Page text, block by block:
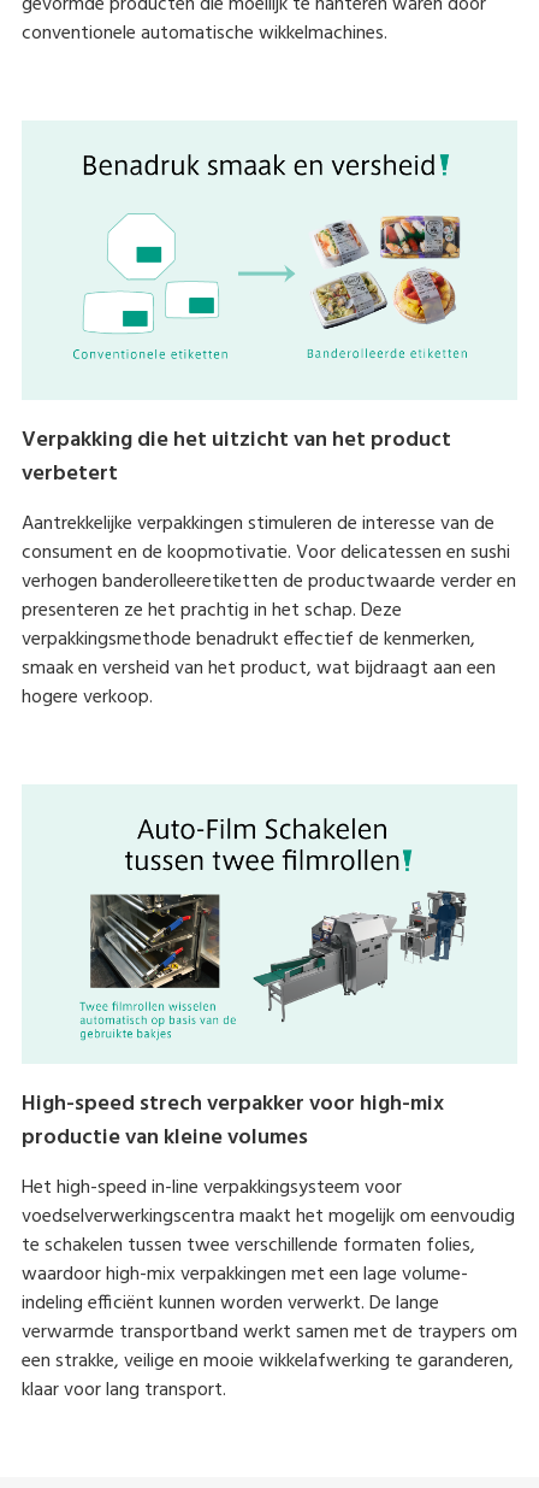
conventionele automatische wikkelmachines.
Verpakking die het uitzicht van het product
verbetert
Aantrekkelijke verpakkingen stimuleren de interesse van de
consument en de koopmotivatie. Voor delicatessen en sushi
verhogen banderolleeretiketten de productwaarde verder en
presenteren ze het prachtig in het schap. Deze
verpakkingsmethode benadrukt effectief de kenmerken,
smaak en versheid van het product, wat bijdraagt aan een
hogere verkoop.
High-speed strech verpakker voor high-mix
productie van kleine volumes
Het high-speed in-line verpakkingsysteem voor
voedselverwerkingscentra maakt het mogelijk om eenvoudig
te schakelen tussen twee verschillende formaten folies,
waardoor high-mix verpakkingen met een lage volume-
indeling efficiënt kunnen worden verwerkt. De lange
verwarmde transportband werkt samen met de traypers om
een strakke, veilige en mooie wikkelafwerking te garanderen,
klaar voor lang transport.